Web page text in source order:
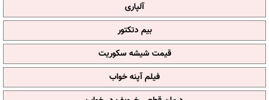
آلپاری
بیم دتکتور
قیمت شیشه سکوریت
فیلم آپنه خواب